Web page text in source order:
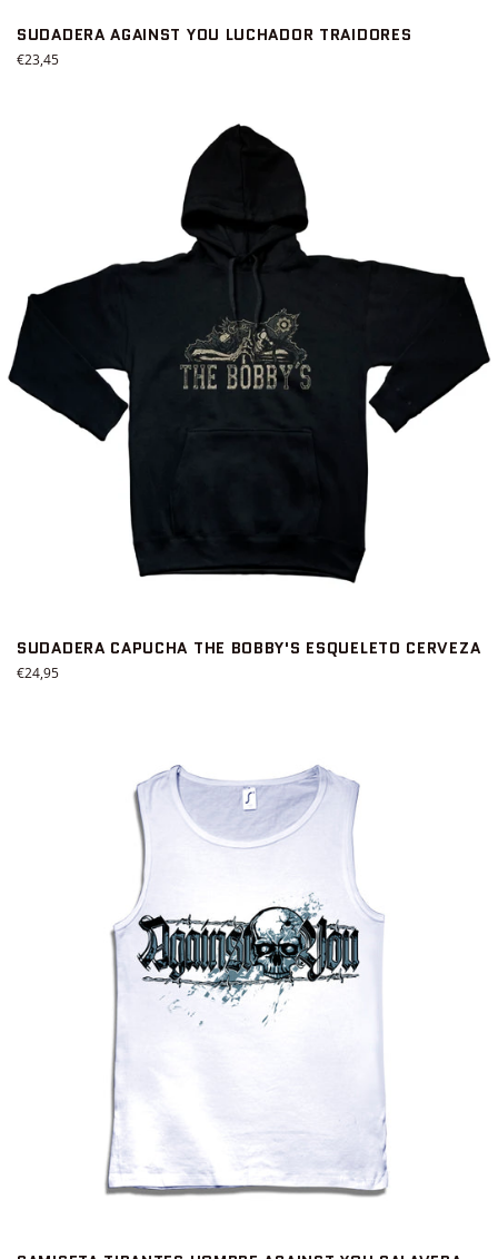
SUDADERA AGAINST YOU LUCHADOR TRAIDORES
Precio
€23,45
SUDADERA CAPUCHA THE BOBBY'S ESQUELETO CERVEZA
Precio
€24,95